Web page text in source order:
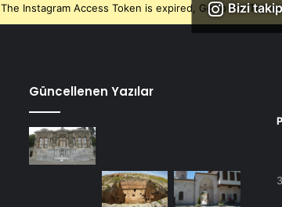
Bizi
The Instagram Access Token is expired, Go to the
Güncellenen Yazılar
P
3